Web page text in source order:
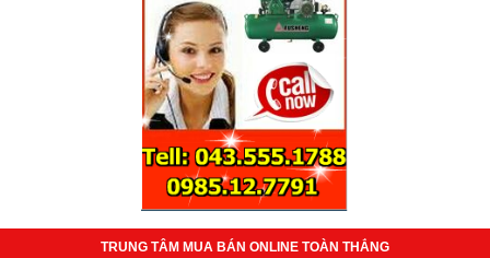
TRUNG TÂM MUA BÁN ONLINE TOÀN THẮNG